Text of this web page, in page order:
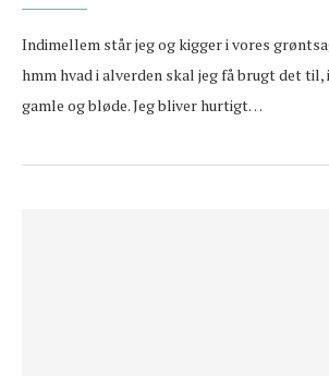
Indimellem står jeg og kigger i vores
hmm hvad i alverden skal jeg få brugt det
gamle og bløde. Jeg bliver hurtigt…